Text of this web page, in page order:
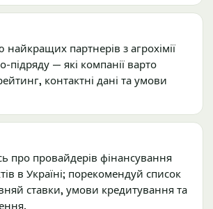
партнерів з агрохімії
підряду — які компанії варто
контактні дані та умови
про провайдерів фінансування
в Україні; порекомендуй список
ставки, умови кредитування та